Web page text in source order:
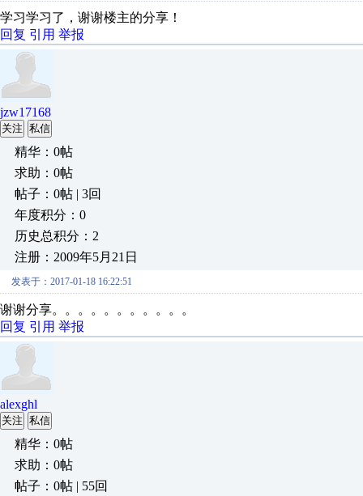
学习学习了，谢谢楼主的分享！
回复 引用 举报
jzw17168
关注 私信
精华：0帖
求助：0帖
帖子：0帖 | 3回
年度积分：0
历史总积分：2
注册：2009年5月21日
发表于：2017-01-18 16:22:51
谢谢分享。。。。。。。。。。。
回复 引用 举报
alexghl
关注 私信
精华：0帖
求助：0帖
帖子：0帖 | 55回